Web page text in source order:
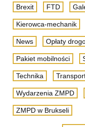
Brexit FTD
Kierowca-mechanik
News Opłaty
Pakiet mobilności
Technika
Wydarzenia ZMPD
ZMPD w Brukseli